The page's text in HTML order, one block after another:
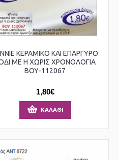
ΚΕΡΑΜΙΚΟ ΚΑΙ ΕΠΑΡΓΥΡΟ
ΜΕ Η ΧΩΡΙΣ ΧΡΟΝΟΛΟΓΙΑ
ΒΟΥ-112067
1,80€
ΚΑΛΆΘΙ